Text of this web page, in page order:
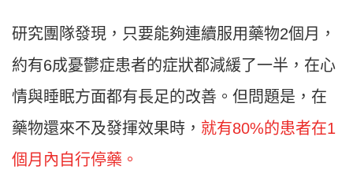
研究團隊發現，只要能夠連續服用藥物2個月，
約有6成憂鬱症患者的症狀都減緩了一半，在心
情與睡眠方面都有長足的改善。但問題是，在
藥物還來不及發揮效果時， 就有80%的患者在1
個月內自行停藥。